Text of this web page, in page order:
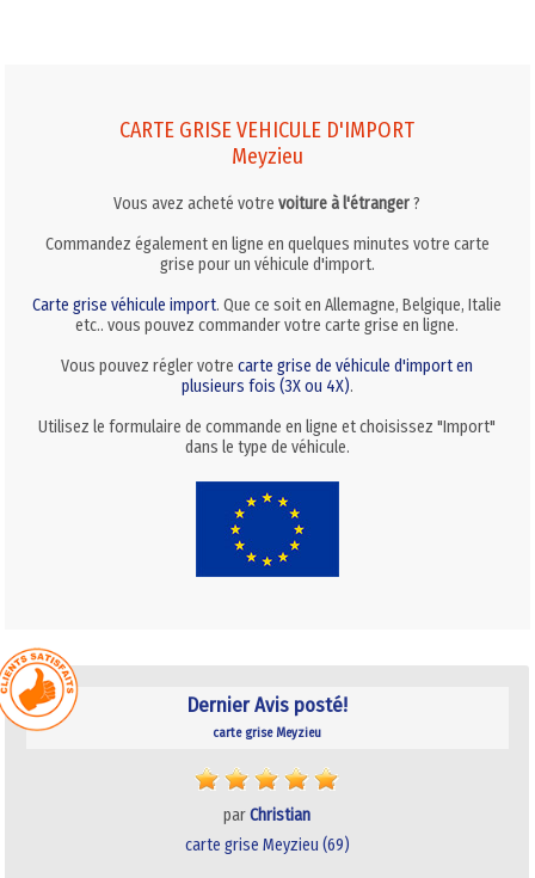
CARTE GRISE VEHICULE D'IMPORT
Meyzieu
Vous avez acheté votrevoiture à l'étranger?
Commandez également en ligne en quelques minutes votre carte
grise pour un véhicule d'import.
Carte grise véhicule import. Que ce soit en Allemagne, Belgique, Italie
etc.. vous pouvez commander votre carte grise en ligne.
Vous pouvez régler votrecarte grise de véhicule d'import en
plusieurs fois (3X ou 4X).
Utilisez le formulaire de commande en ligne et choisissez "Import"
dans le type de véhicule.
Dernier Avis posté!
carte grise Meyzieu
parChristian
carte grise Meyzieu (69)